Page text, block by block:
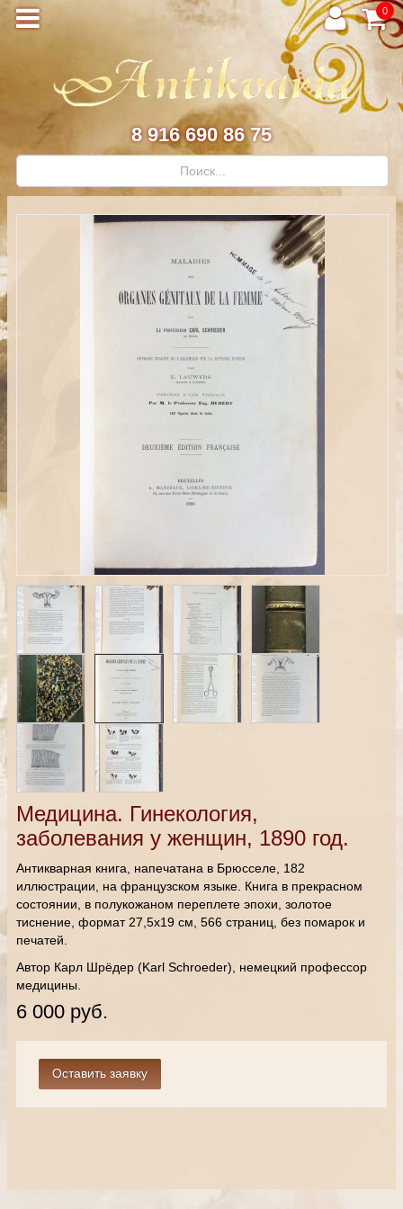
0
8 916 690 86 75
Медицина. Гинекология,
заболевания у женщин, 1890 год.
Антикварная книга, напечатана в Брюсселе, 182
иллюстрации, на французском языке. Книга в прекрасном
состоянии, в полукожаном переплете эпохи, золотое
тиснение, формат 27,5х19 см, 566 страниц, без помарок и
печатей.
Автор Карл Шрёдер (Karl Schroeder), немецкий профессор
медицины.
6 000 руб.